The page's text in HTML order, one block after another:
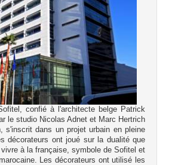
confié à l'architecte belge Patrick
le studio Nicolas Adnet et Marc Hertrich
s'inscrit dans un projet urbain en pleine
décorateurs ont joué sur la dualité que
à la française, symbole de Sofitel et
Les décorateurs ont utilisé les